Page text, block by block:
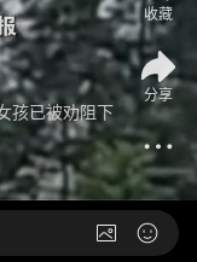
孩已被劝阻下
收藏
分享